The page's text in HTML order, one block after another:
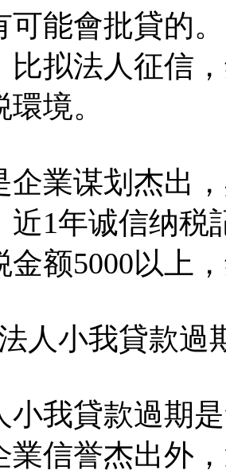
可能會批貸的
比拟法人征信
境。
企業谋划杰出
近1年诚信纳税
金额5000以上
人小我貸款過
小我貸款過期
業信誉杰出外